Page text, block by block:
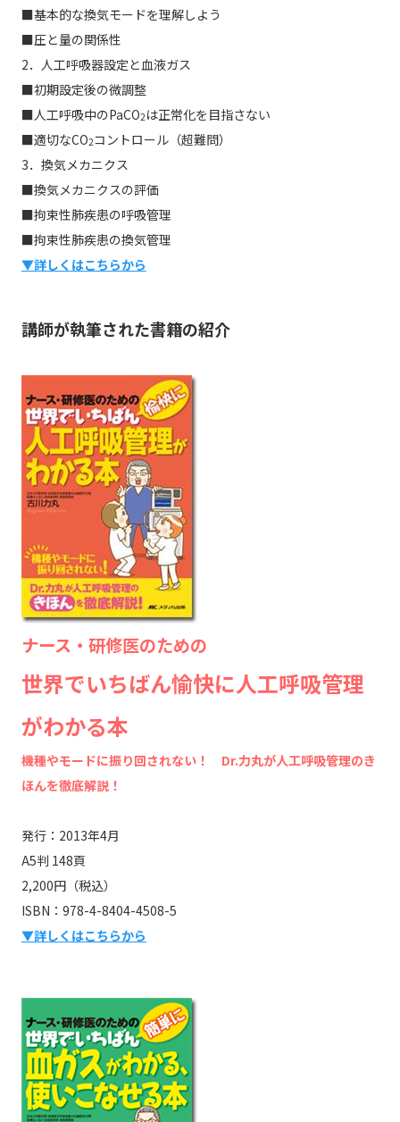
■基本的な換気モードを理解しよう
■圧と量の関係性
2．人工呼吸器設定と血液ガス
■初期設定後の微調整
■人工呼吸中のPaCO2は正常化を目指さない
■適切なCO2コントロール（超難問）
3．換気メカニクス
■換気メカニクスの評価
■拘束性肺疾患の呼吸管理
■拘束性肺疾患の換気管理
▼詳しくはこちらから
講師が執筆された書籍の紹介
ナース・研修医のための
世界でいちばん愉快に人工呼吸管理
がわかる本
機種やモードに振り回されない！ Dr.力丸が人工呼吸管理のき
ほんを徹底解説！
発行：2013年4月
A5判 148頁
2,200円（税込）
ISBN：978-4-8404-4508-5
▼詳しくはこちらから